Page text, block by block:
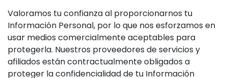
Valoramos tu confianza al proporcionarnos tu
Información Personal, por lo que nos esforzamos en
usar medios comercialmente aceptables para
protegerla. Nuestros proveedores de servicios y
afiliados están contractualmente obligados a
proteger la confidencialidad de tu Información